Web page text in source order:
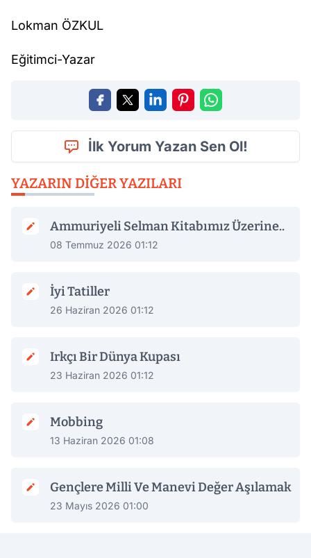
Lokman ÖZKUL
Eğitimci-Yazar
İlk Yorum Yazan Sen Ol!
YAZARIN DIĞER YAZILARI
Ammuriyeli Selman Kitabımız Üzerine..
08 Temmuz 2026 01:12
İyi Tatiller
26 Haziran 2026 01:12
Irkçı Bir Dünya Kupası
23 Haziran 2026 01:12
Mobbing
13 Haziran 2026 01:08
Gençlere Milli Ve Manevi Değer Aşılamak
23 Mayıs 2026 01:00